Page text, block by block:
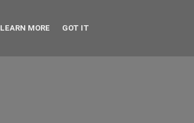
LEARN MORE GOT IT